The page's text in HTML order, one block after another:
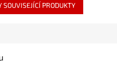
PRODUKTY